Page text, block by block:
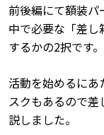
前後編にて額装パ
中で必要な「差
するかの2択です。
活動を始めるにあ
スクもあるので
説しました。